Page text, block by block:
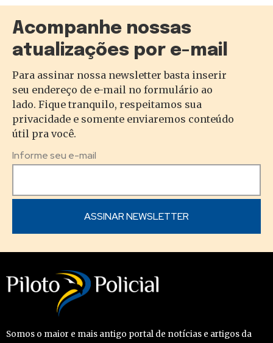
Acompanhe nossas
atualizações por e-mail
Para assinar nossa newsletter basta inserir
seu endereço de e-mail no formulário ao
lado. Fique tranquilo, respeitamos sua
privacidade e somente enviaremos conteúdo
útil pra você.
Informe seu e-mail
Somos o maior e mais antigo portal de notícias e artigos da